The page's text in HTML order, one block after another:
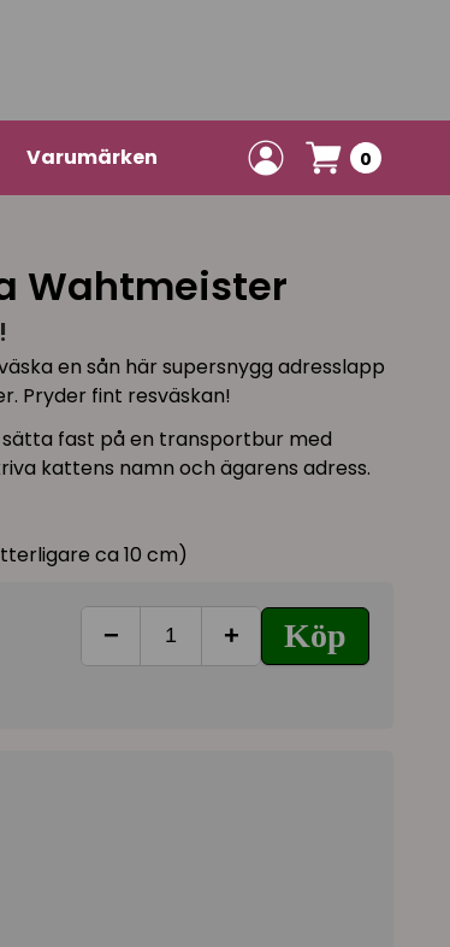
Varumärken 0
Wahtmeister
en sån här supersnygg adresslapp
Pryder fint resväskan!
fast på en transportbur med
kattens namn och ägarens adress.
ca 10 cm)
− + Köp